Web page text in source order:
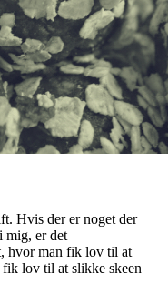
Hvis der er noget der
mig, er det
hvor man fik lov til at
lov til at slikke skeen